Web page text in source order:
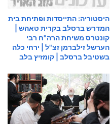
היסטוריה: התייסדות ופתיחת בית
המדרש ברסלב בקרית טאהש |
קונטרס משיחת הרה"ח רבי
הערשל זילברמן זצ"ל | ירחי כלה
בשטיבל ברסלב | קומזיץ בלב